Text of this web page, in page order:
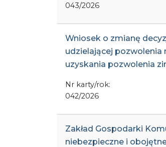
043/2026
Wniosek o zmianę
udzielającej
uzyskania pozwolenia
Nr karty/rok:
042/2026
Zakład Gospodarki
niebezpieczne i